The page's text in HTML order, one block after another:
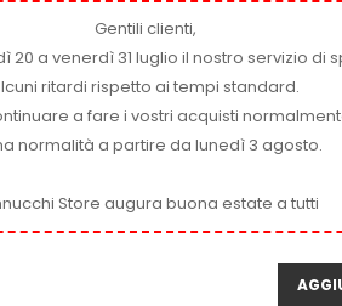
Gentili clienti,
a venerdì 31 luglio il nostro servizio di
ritardi rispetto ai tempi standard.
a fare i vostri acquisti
normalità a partire da lunedì 3 agosto.
Store augura buona estate a tutti